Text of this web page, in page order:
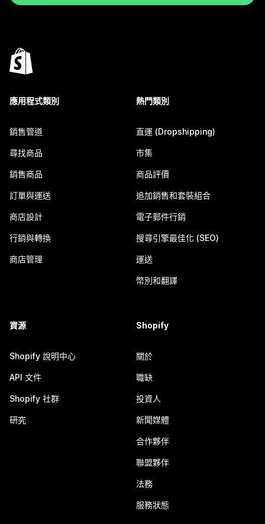
應用程式類別
銷售管道
尋找商品
銷售商品
訂單與運送
商店設計
行銷與轉換
商店管理
熱門類別
直運 (Dropshipping)
市集
商品評價
追加銷售和套裝組合
電子郵件行銷
搜尋引擎最佳化 (SEO)
運送
幣別和翻譯
資源
Shopify 說明中心
API 文件
Shopify 社群
研究
Shopify
關於
職缺
投資人
新聞媒體
合作夥伴
聯盟夥伴
法務
服務狀態